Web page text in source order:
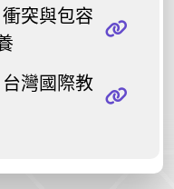
突與包容
灣國際教